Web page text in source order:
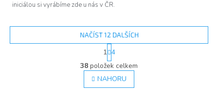
iniciálou si vyrábíme zde u nás v ČR.
O
v
l
á
NAČÍST 12 DALŠÍCH
S
t
r
á
n
k
1 4
38 položek celkem
NAHORU